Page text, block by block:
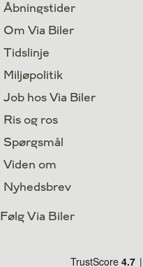
Åbningstider
Om Via Biler
Tidslinje
Miljøpolitik
Job hos Via Biler
Ris og ros
Spørgsmål
Viden om
Nyhedsbrev
Følg Via Biler